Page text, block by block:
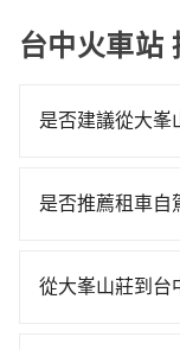
台中火車站
是否建議從大峯
時，且難叫計程
站，叫一輛計程
是否推薦租車自
時不需要閉目養
從大峯山莊到台